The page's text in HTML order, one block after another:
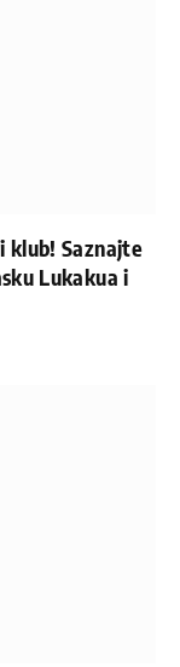
klub! Saznajte
Lukakua i